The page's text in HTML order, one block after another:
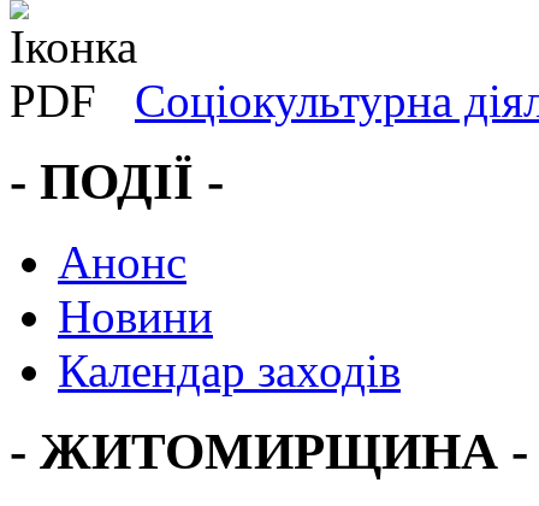
Соціокультурна
- ПОДІЇ -
Анонс
Новини
Календар заходів
- ЖИТОМИРЩИНА -